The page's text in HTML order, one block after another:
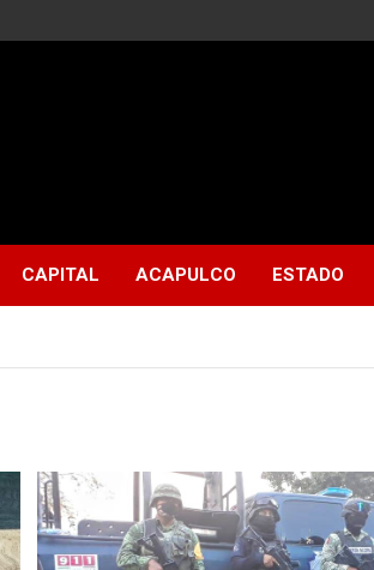
CAPITAL ACAPULCO ESTADO